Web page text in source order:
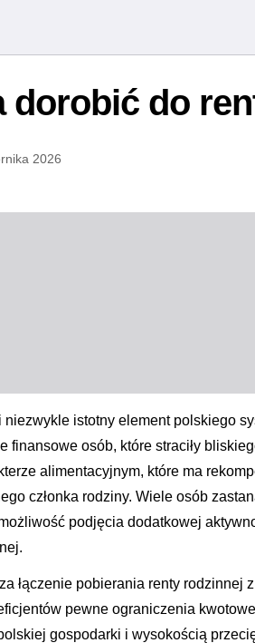
dorobić do
2026
istotny element polskiego
finansowe osób, które straciły
alimentacyjnym, które ma
członka rodziny. Wiele osób
podjęcia dodatkowej
łączenie pobierania renty rodzinnej
pewne ograniczenia
gospodarki i wysokością